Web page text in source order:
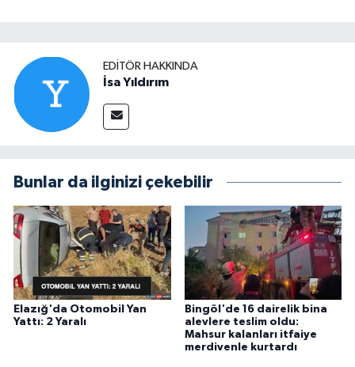
EDITÖR HAKKINDA
İsa Yıldırım
Bunlar da ilginizi çekebilir
Elazığ'da Otomobil Yan
Yattı: 2 Yaralı
Bingöl'de 16 dairelik bina
alevlere teslim oldu:
Mahsur kalanları itfaiye
merdivenle kurtardı